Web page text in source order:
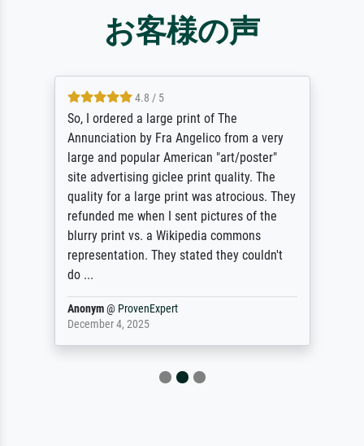
お客様の声
4.8 / 5
So, I ordered a large print of The
Annunciation by Fra Angelico from a very
large and popular American "art/poster"
site advertising giclee print quality. The
quality for a large print was atrocious. They
refunded me when I sent pictures of the
blurry print vs. a Wikipedia commons
representation. They stated they couldn't
do ...
Anonym@ ProvenExpert
December 4, 2025